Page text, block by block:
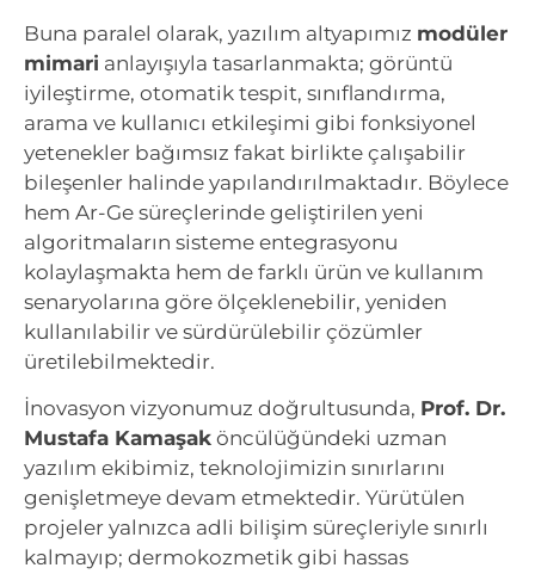
Buna paralel olarak, yazılım altyapımız modüler
mimari anlayışıyla tasarlanmakta; görüntü
iyileştirme, otomatik tespit, sınıflandırma,
arama ve kullanıcı etkileşimi gibi fonksiyonel
yetenekler bağımsız fakat birlikte çalışabilir
bileşenler halinde yapılandırılmaktadır. Böylece
hem Ar-Ge süreçlerinde geliştirilen yeni
algoritmaların sisteme entegrasyonu
kolaylaşmakta hem de farklı ürün ve kullanım
senaryolarına göre ölçeklenebilir, yeniden
kullanılabilir ve sürdürülebilir çözümler
üretilebilmektedir.
İnovasyon vizyonumuz doğrultusunda, Prof. Dr.
Mustafa Kamaşak öncülüğündeki uzman
yazılım ekibimiz, teknolojimizin sınırlarını
genişletmeye devam etmektedir. Yürütülen
projeler yalnızca adli bilişim süreçleriyle sınırlı
kalmayıp; dermokozmetik gibi hassas